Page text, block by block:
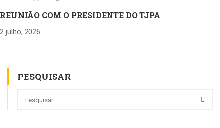
REUNIÃO COM O PRESIDENTE DO TJPA
2 julho, 2026
PESQUISAR